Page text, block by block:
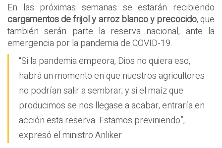
En las próximas semanas se estarán recibiendo
cargamentos de frijol y arroz blanco y precocido, que
también serán parte la reserva nacional, ante la
emergencia por la pandemia de COVID-19.
“Si la pandemia empeora, Dios no quiera eso,
habrá un momento en que nuestros agricultores
no podrían salir a sembrar; y si el maíz que
producimos se nos llegase a acabar, entraría en
acción esta reserva. Estamos previniendo”,
expresó el ministro Anliker.